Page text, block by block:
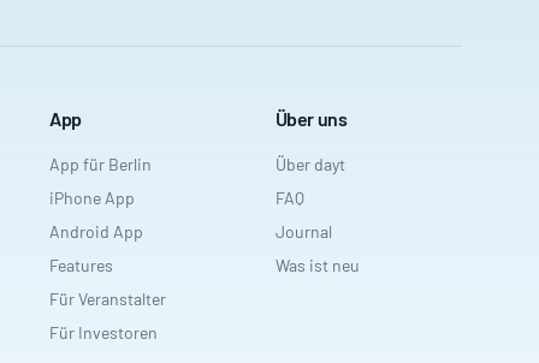
App
App für Berlin
iPhone App
Android App
Features
Für Veranstalter
Für Investoren
Über uns
Über dayt
FAQ
Journal
Was ist neu